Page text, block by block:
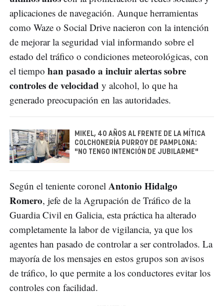
aplicaciones de navegación. Aunque herramientas
como Waze o Social Drive nacieron con la intención
de mejorar la seguridad vial informando sobre el
estado del tráfico o condiciones meteorológicas, con
el tiempo han pasado a incluir alertas sobre
controles de velocidad y alcohol, lo que ha
generado preocupación en las autoridades.
MIKEL, 40 AÑOS AL FRENTE DE LA MÍTICA
COLCHONERÍA PURROY DE PAMPLONA:
"NO TENGO INTENCIÓN DE JUBILARME"
Según el teniente coronel Antonio Hidalgo
Romero, jefe de la Agrupación de Tráfico de la
Guardia Civil en Galicia, esta práctica ha alterado
completamente la labor de vigilancia, ya que los
agentes han pasado de controlar a ser controlados. La
mayoría de los mensajes en estos grupos son avisos
de tráfico, lo que permite a los conductores evitar los
controles con facilidad.